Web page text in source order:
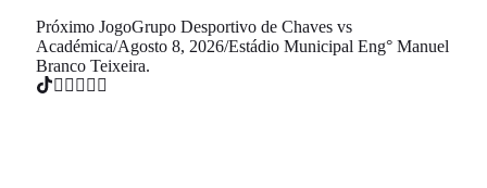
Próximo JogoGrupo Desportivo de Chaves vs
Académica/Agosto 8, 2026/Estádio Municipal Eng° Manuel
Branco Teixeira.